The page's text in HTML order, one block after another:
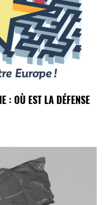
: OÙ EST LA DÉFENSE